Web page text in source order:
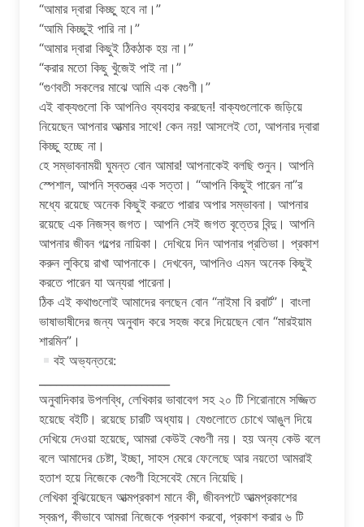
“আমার দ্বারা কিচ্ছু হবে না।”
“আমি কিচ্ছুই পারি না।”
“আমার দ্বারা কিছুই ঠিকঠাক হয় না।”
“করার মতো কিছু খুঁজেই পাই না।”
“গুণবতী সকলের মাঝে আমি এক বেগুণী।”
এই বাক্যগুলো কি আপনিও ব্যবহার করছেন! বাক্যগুলোকে জড়িয়ে
নিয়েছেন আপনার আত্মার সাথে! কেন নয়! আসলেই তো, আপনার দ্বারা
কিচ্ছু হচ্ছে না।
হে সম্ভাবনাময়ী ঘুমন্ত বোন আমার! আপনাকেই বলছি শুনুন। আপনি
স্পেশাল, আপনি স্বতন্ত্র এক সত্তা। “আপনি কিছুই পারেন না”র
মধ্যে রয়েছে অনেক কিছুই করতে পারার অপার সম্ভাবনা। আপনার
রয়েছে এক নিজস্ব জগত। আপনি সেই জগত বৃত্তের বিন্দু। আপনি
আপনার জীবন গল্পের নায়িকা। দেখিয়ে দিন আপনার প্রতিভা। প্রকাশ
করুন লুকিয়ে রাখা আপনাকে। দেখবেন, আপনিও এমন অনেক কিছুই
করতে পারেন যা অন্যরা পারেনা।
ঠিক এই কথাগুলোই আমাদের বলছেন বোন “নাইমা বি রবার্ট”। বাংলা
ভাষাভাষীদের জন্য অনুবাদ করে সহজ করে দিয়েছেন বোন “মারইয়াম
শারমিন”।
বই অভ্যন্তরে:
অনুবাদিকার উপলব্ধি, লেখিকার ভাবাবেগ সহ ২০ টি শিরোনামে সজ্জিত
হয়েছে বইটি। রয়েছে চারটি অধ্যায়। যেগুলোতে চোখে আঙুল দিয়ে
দেখিয়ে দেওয়া হয়েছে, আমরা কেউই বেগুণী নয়। হয় অন্য কেউ বলে
বলে আমাদের চেষ্টা, ইচ্ছা, সাহস মেরে ফেলেছে আর নয়তো আমরাই
হতাশ হয়ে নিজেকে বেগুণী হিসেবেই মেনে নিয়েছি।
লেখিকা বুঝিয়েছেন আত্মপ্রকাশ মানে কী, জীবনপটে আত্মপ্রকাশের
স্বরূপ, কীভাবে আমরা নিজেকে প্রকাশ করবো, প্রকাশ করার ৬ টি